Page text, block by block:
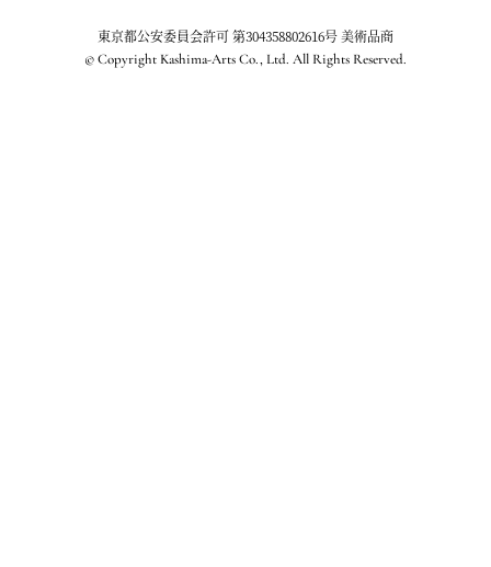
東京都公安委員会許可 第304358802616号 美術品商
© Copyright Kashima-Arts Co., Ltd. All Rights Reserved.